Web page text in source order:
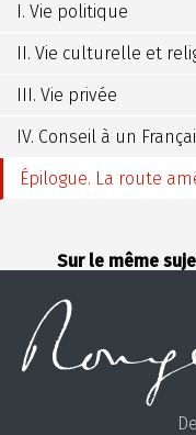
I. Vie politique
II. Vie culturelle et
III. Vie privée
IV. Conseil à un
Épilogue. La route
Sur le même